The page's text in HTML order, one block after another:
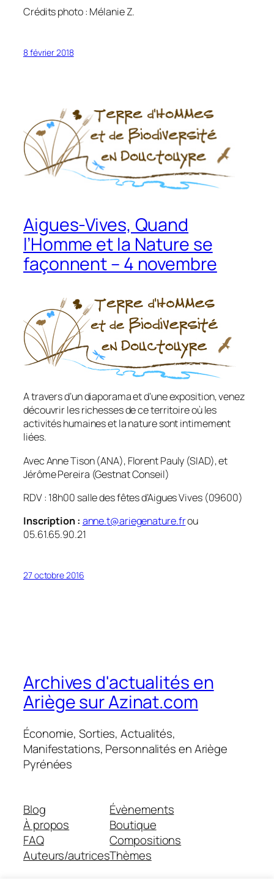
Crédits photo : Mélanie Z.
8 février 2018
Aigues-Vives, Quand
l’Homme et la Nature se
façonnent – 4 novembre
A travers d’un diaporama et d’une exposition, venez
découvrir les richesses de ce territoire où les
activités humaines et la nature sont intimement
liées.
Avec Anne Tison (ANA), Florent Pauly (SIAD), et
Jérôme Pereira (Gestnat Conseil)
RDV : 18h00 salle des fêtes d’Aigues Vives (09600)
Inscription : anne.t@ariegenature.frou
05.61.65.90.21
27 octobre 2016
Archives d'actualités en
Ariège sur Azinat.com
Économie, Sorties, Actualités,
Manifestations, Personnalités en Ariège
Pyrénées
Blog
À propos
FAQ
Auteurs/autrices
Évènements
Boutique
Compositions
Thèmes